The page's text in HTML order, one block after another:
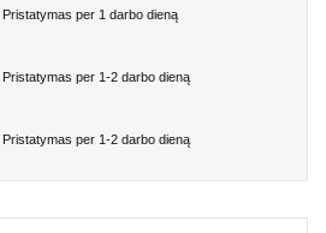
Pristatymas per 1 darbo dieną
Pristatymas per 1-2 darbo dieną
Pristatymas per 1-2 darbo dieną